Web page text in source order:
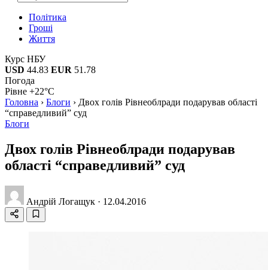
Політика
Гроші
Життя
Курс НБУ
USD 44.83 EUR 51.78
Погода
Рівне +22°C
Головна › Блоги › Двох голів Рівнеоблради подарував області
“справедливий” суд
Блоги
Двох голів Рівнеоблради подарував
області “справедливий” суд
Андрій Логащук · 12.04.2016